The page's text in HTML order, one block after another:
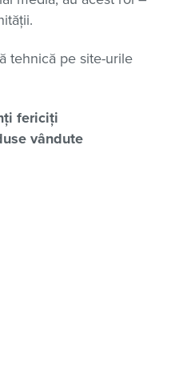
tehnică pe site-urile
fericiți
vândute